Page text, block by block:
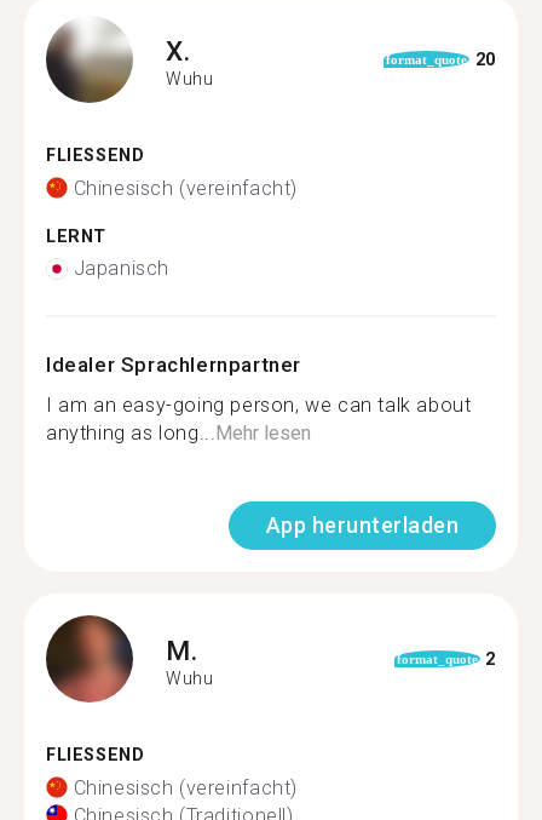
X.
Wuhu
format_quote 20
FLIESSEND
Chinesisch (vereinfacht)
LERNT
Japanisch
Idealer Sprachlernpartner
I am an easy-going person, we can talk about
anything as long...Mehr lesen
App herunterladen
M.
Wuhu
format_quote 2
FLIESSEND
Chinesisch (vereinfacht)
Chinesisch (Traditionell)